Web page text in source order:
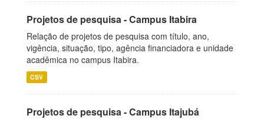
Projetos de pesquisa - Campus Itabira
Relação de projetos de pesquisa com título, ano,
vigência, situação, tipo, agência financiadora e unidade
acadêmica no campus Itabira.
CSV
Projetos de pesquisa - Campus Itajubá